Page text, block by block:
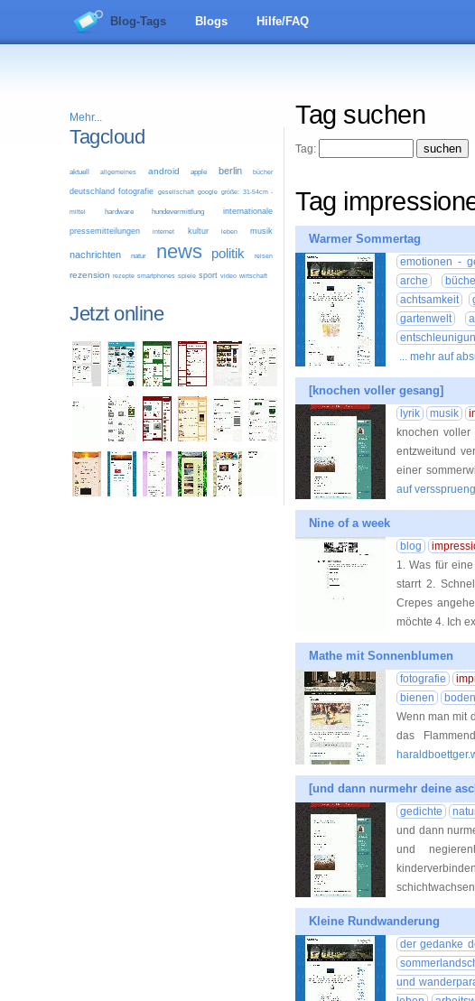
Blog-Tags Blogs Hilfe/FAQ
Mehr...
Tagcloud
aktuell allgemeines android apple berlin bücher
deutschland fotografie gesellschaft google größe: 31-54cm -
mittel hardware hundevermittlung internationale
pressemitteilungen internet kultur leben musik
nachrichten natur news politik reisen
rezension rezepte smartphones spiele sport video wirtschaft
Jetzt online
Tag suchen
Tag:
Tag
Warmer Sommertag
emotionen -
arche
achtsamkeit
gartenwelt
... mehr auf
[knochen voller gesang]
lyrik musik
knochen
entzweitund
einer
auf
Nine of a week
blog
1. Was für
starrt 2.
Crepes
möchte 4. Ich
Mathe mit Sonnenblumen
fotografie
bienen
Wenn man mit
das
[und dann nurmehr deine
gedichte
und dann
und
Kleine Rundwanderung
der gedanke
und